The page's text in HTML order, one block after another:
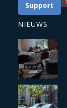
Support
NIEUWS